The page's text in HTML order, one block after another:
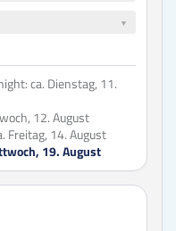
ca. Dienstag, 11.
12. August
Freitag, 14. August
19. August